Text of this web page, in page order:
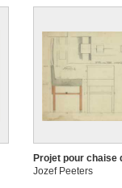
Projet pour chaise
Jozef Peeters